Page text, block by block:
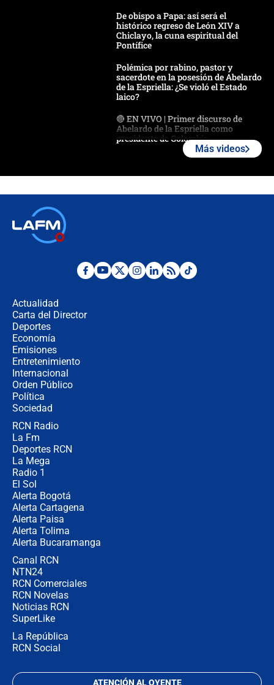
De obispo a Papa: así será el
histórico regreso de León XIV a
Chiclayo, la cuna espiritual del
Pontífice
Polémica por rabino, pastor y
sacerdote en la posesión de Abelardo
de la Espriella: ¿Se violó el Estado
laico?
🔴 EN VIVO | Primer discurso de
Abelardo de la Espriella como
presidente de Colombia
Desde dermatitis hasta infecciones:
Más videos
Actualidad
Carta del Director
Deportes
Economía
Emisiones
Entretenimiento
Internacional
Orden Público
Política
Sociedad
RCN Radio
La Fm
Deportes RCN
La Mega
Radio 1
El Sol
Alerta Bogotá
Alerta Cartagena
Alerta Paisa
Alerta Tolima
Alerta Bucaramanga
Canal RCN
NTN24
RCN Comerciales
RCN Novelas
Noticias RCN
SuperLike
La República
RCN Social
ATENCIÓN AL OYENTE